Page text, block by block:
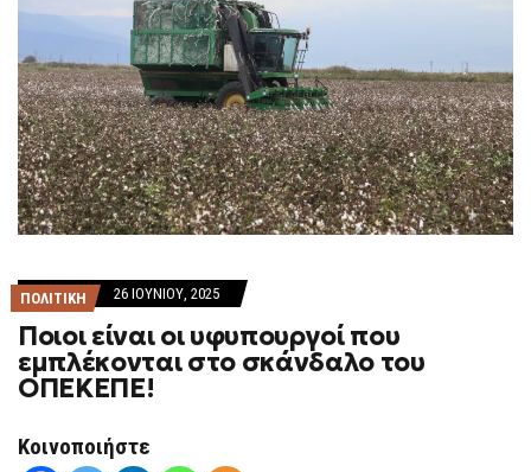
ΠΟΛΙΤΙΚΗ 26 ΙΟΥΝΊΟΥ, 2025
Ποιοι είναι οι υφυπουργοί που
εμπλέκονται στο σκάνδαλο του
ΟΠΕΚΕΠΕ!
Κοινοποιήστε